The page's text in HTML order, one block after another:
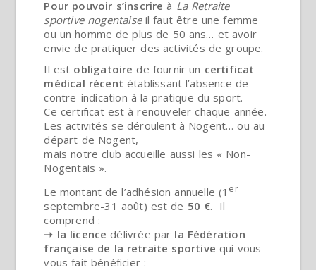
Pour pouvoir s’inscrire à La Retraite
sportive nogentaiseil faut être une femme
ou un homme de plus de 50 ans… et avoir
envie de pratiquer des activités de groupe.
Il est obligatoire de fournir un certificat
médical récent établissant l’absence de
contre-indication à la pratique du sport.
Ce certificat est à renouveler chaque année.
Les activités se déroulent à Nogent… ou au
départ de Nogent,
mais notre club accueille aussi les « Non-
Nogentais ».
Le montant de l’adhésion annuelle (1 er
septembre-31 août) est de 50 €. Il
comprend :
➝ la licencedélivrée par la Fédération
française de la retraite sportive qui vous
vous fait bénéficier :